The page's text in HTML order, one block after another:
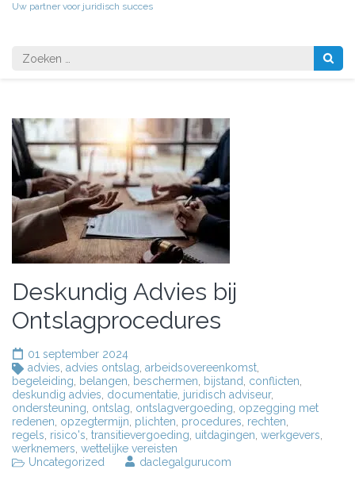
Uw partner voor juridisch succes
Zoeken
naar:
Deskundig Advies bij
Ontslagprocedures
01 september 2024
advies advies ontslag arbeidsovereenkomst
begeleiding
belangen beschermen bijstand conflicten
deskundig advies documentatie juridisch adviseur,
ondersteuning ontslag ontslagvergoeding opzegging met
redenen opzegtermijn plichten procedures rechten
regels risico's transitievergoeding uitdagingen werkgevers
werknemers wettelijke vereisten
Uncategorized
daclegalgurucom